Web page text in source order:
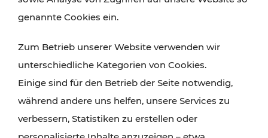
Wien, Niederösterreich und das Burgenland
Wanderungen, Kultur und Gastronomie,
Radtouren oder purer Naturgenuss – viele
Attraktionen sind mit den Ticket- und Fahrplan-
Angeboten des VOR gut und schnell erreichbar.
genannte Cookies ein.
Zum Betrieb unserer Website verwenden wir
unterschiedliche Kategorien von Cookies.
Einige sind für den Betrieb der Seite notwendig,
während andere uns helfen, unsere Services zu
verbessern, Statistiken zu erstellen oder